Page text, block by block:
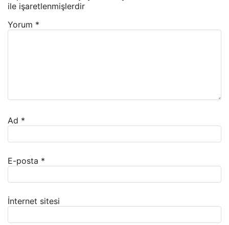
ile işaretlenmişlerdir
Yorum *
Ad *
E-posta *
İnternet sitesi